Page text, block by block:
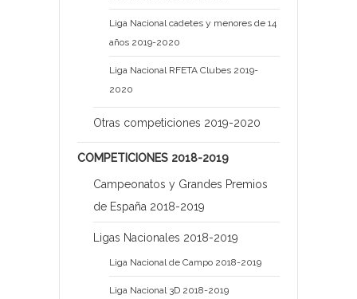
Liga Nacional cadetes y menores de 14
años 2019-2020
Liga Nacional RFETA Clubes 2019-
2020
Otras competiciones 2019-2020
COMPETICIONES 2018-2019
Campeonatos y Grandes Premios
de España 2018-2019
Ligas Nacionales 2018-2019
Liga Nacional de Campo 2018-2019
Liga Nacional 3D 2018-2019